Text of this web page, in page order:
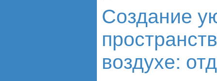
Создание
воздухе: